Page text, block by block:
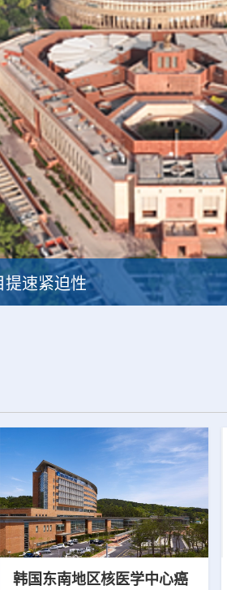
提速紧迫性
韩国东南地区核医学中心癌